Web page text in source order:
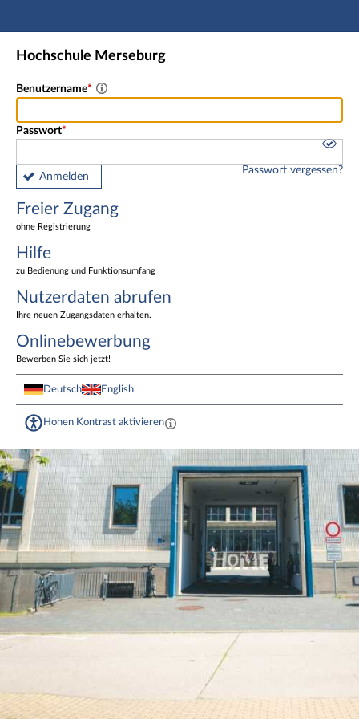
Hauptnavigation
Freier Zugang
Nutzerdaten abrufen
Fußzeile
Hochschule Merseburg
Benutzername
Passwort
Anmelden
Passwort vergessen?
Freier Zugang
ohne Registrierung
Hilfe
zu Bedienung und Funktionsumfang
Nutzerdaten abrufen
Ihre neuen Zugangsdaten erhalten.
Onlinebewerbung
Bewerben Sie sich jetzt!
Deutsch English
Hohen Kontrast aktivieren